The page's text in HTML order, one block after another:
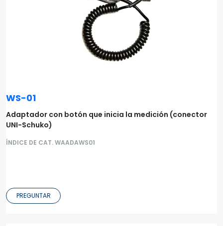
WS-01
Adaptador con botón que inicia la medición (conector
UNI-Schuko)
ÍNDICE DE CAT. WAADAWS01
PREGUNTAR